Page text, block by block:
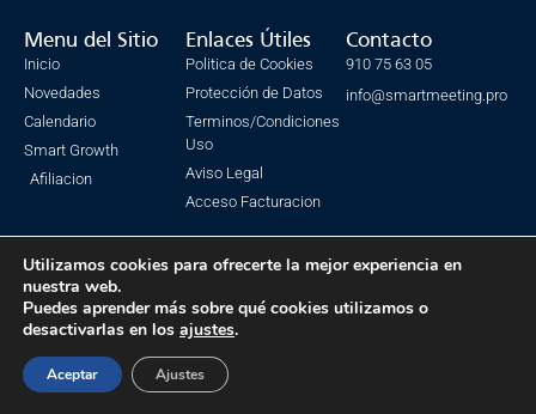
Menu del Sitio
Inicio
Novedades
Calendario
Smart Growth
Afiliacion
Enlaces Útiles
Politica de Cookies
Protección de Datos
Terminos/Condiciones
Uso
Aviso Legal
Acceso Facturacion
Contacto
910 75 63 05
info@smartmeeting.pro
© Todos los derechos reservados. SmartMeeting 2023
Made with ❤ by IsmaSEO
Utilizamos cookies para ofrecerte la mejor experiencia en
nuestra web.
Puedes aprender más sobre qué cookies utilizamos o
desactivarlas en los ajustes.
Aceptar Ajustes